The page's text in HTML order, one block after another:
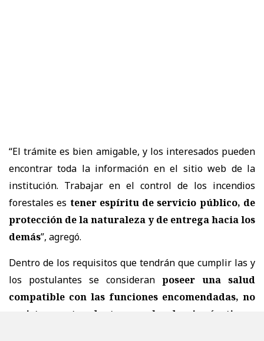
“El trámite es bien amigable, y los interesados pueden
encontrar toda la información en el sitio web de la
institución. Trabajar en el control de los incendios
forestales es tener espíritu de servicio público, de
protección de la naturaleza y de entrega hacia los
demás”, agregó.
Dentro de los requisitos que tendrán que cumplir las y
los postulantes se consideran poseer una salud
compatible con las funciones encomendadas, no
registrar antecedentes penales de ningún tipo y